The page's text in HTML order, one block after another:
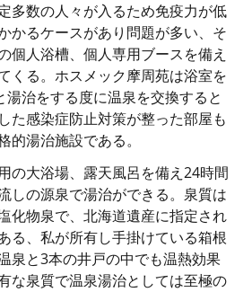
多数の人々が入るため免疫力が低
かるケースがあり問題が多い、そ
個人浴槽、個人専用ブースを備え
くる。ホスメック摩周苑は浴室を
治をする度に温泉を交換すると
た感染症防止対策が整った部屋も
的湯治施設である。
の大浴場、露天風呂を備え24時間
しの源泉で湯治ができる。泉質は
化物泉で、北海道遺産に指定され
る、私が所有し手掛けている箱根
泉と3本の井戸の中でも温熱効果
な泉質で温泉湯治としては至極の